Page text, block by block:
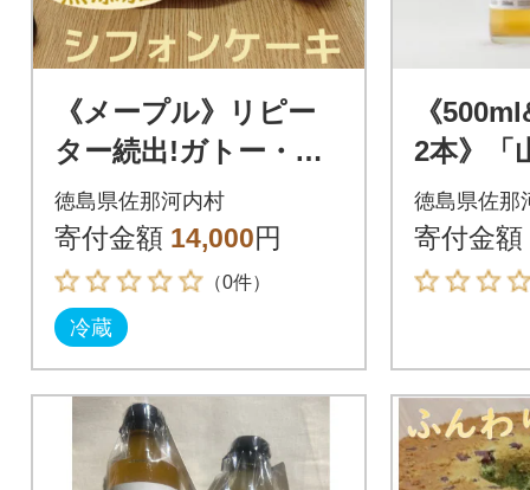
《メープル》リピー
ター続出!ガトー・ア
ンジェのふわっふわ
のシフォンケーキ 1
ホール(直径約23cm)
徳島県佐那河内村
寄付金額 14,000円
（0件）
冷蔵
《
2本》「
園」柑
ル 2本
ロップ)
徳島県佐那
寄付金額